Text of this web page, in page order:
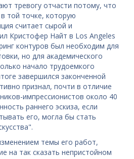
тревогу отчасти потому, что
той точке, которую
считает сырой и
Кристофер Найт в Los Angeles
контуров был необходим для
но для академического
начало трудоемкого
завершился законченной
признал, почти в отличие
импрессионистов около 40
раннего эскиза, если
его, могла бы стать
темы его работ,
на так сказать непристойном